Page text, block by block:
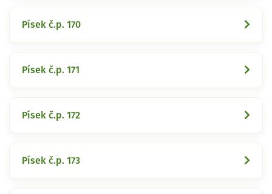
Písek č.p. 170
Písek č.p. 171
Písek č.p. 172
Písek č.p. 173